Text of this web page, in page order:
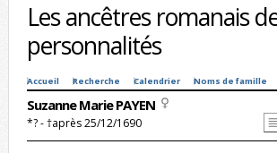
Les ancêtres romanais
personnalités
Accueil Recherche Calendrier Noms de famille
Suzanne Marie PAYEN
*? - †après 25/12/1690